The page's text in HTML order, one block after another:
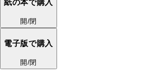
紙の本で購入
開/閉
電子版で購入
開/閉